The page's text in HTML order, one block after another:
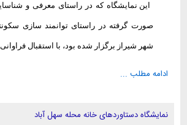
این نمایشگاه که در راستای معرفی و
صورت گرفته در راستای توانمند سازی
شهر شیراز برگزار شده بود، با استقبال
ادامه مطلب ...
نمایشگاه دستاوردهای خانه محله سهل آباد